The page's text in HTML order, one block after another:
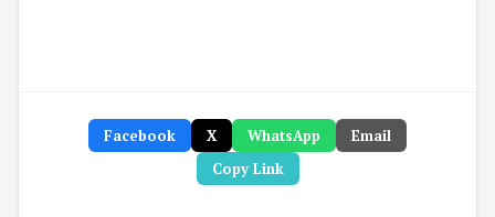
Facebook X WhatsApp
Email
Copy Link